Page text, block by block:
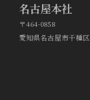
名古屋本社
〒464-0858
愛知県名古屋市千種